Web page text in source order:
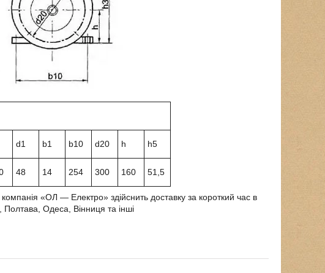
d1 b1 b10 d20 h h5
48 14 254 300 160 51,5
«ОЛ ― Електро» здійснить доставку за короткий час в
Полтава, Одеса, Вінниця та інші